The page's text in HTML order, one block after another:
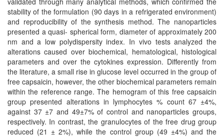
stability of the formulation (90 days in a refrigerated environment)
and reproducibility of the synthesis method. The nanoparticles
presented a quasi- spherical form, diameter of approximately 200
nm and a low polydispersity index. In vivo tests analyzed the
alterations caused over biochemical, hematological, histological
parameters and over the cytokines expression. Differently from
the literature, a small rise in glucose level occurred in the group of
free capsaicin, however, the other biochemical parameters remain
within the reference range. The hemogram of this free capsaicin
group presented alterations in lymphocytes % count 67 ±4%,
against 37 ±7 and 49±7% of control and nanoparticles groups,
respectively. In contrast, the granulocytes of the free drug group
reduced (21 ± 2%), while the control group (49 ±4%) and the